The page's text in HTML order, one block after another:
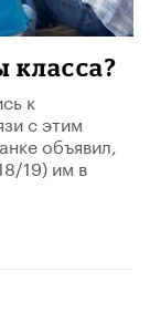
класса?
к
с этим
объявил,
19) им в